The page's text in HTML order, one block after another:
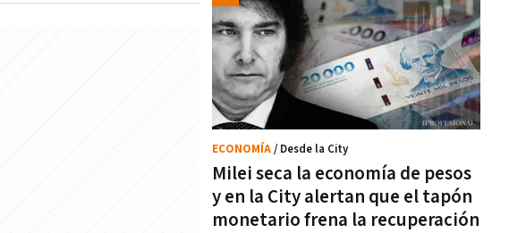
Milei seca la economía de pesos
y en la City alertan que el tapón
monetario frena la recuperación
ECONOMÍA/ Desde la City